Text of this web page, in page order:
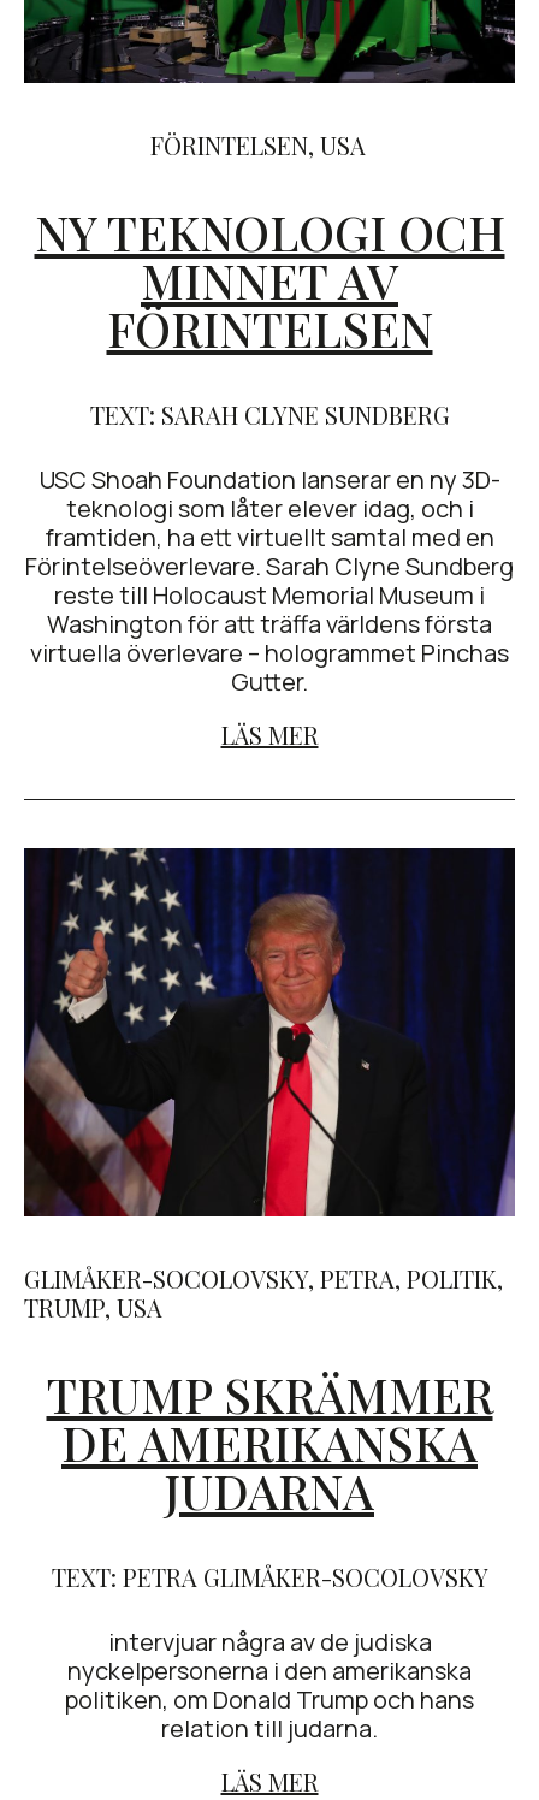
FÖRINTELSEN, USA
NY TEKNOLOGI OCH
MINNET AV
FÖRINTELSEN
TEXT: SARAH CLYNE SUNDBERG
USC Shoah Foundation lanserar en ny 3D-
teknologi som låter elever idag, och i
framtiden, ha ett virtuellt samtal med en
Förintelseöverlevare. Sarah Clyne Sundberg
reste till Holocaust Memorial Museum i
Washington för att träffa världens första
virtuella överlevare – hologrammet Pinchas
Gutter.
LÄS MER
GLIMÅKER-SOCOLOVSKY, PETRA, POLITIK,
TRUMP, USA
TRUMP SKRÄMMER
DE AMERIKANSKA
JUDARNA
TEXT: PETRA GLIMÅKER-SOCOLOVSKY
intervjuar några av de judiska
nyckelpersonerna i den amerikanska
politiken, om Donald Trump och hans
relation till judarna.
LÄS MER